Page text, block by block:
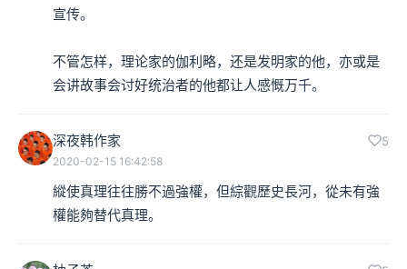
宣传。
不管怎样，理论家的伽利略，还是发明家的他，亦或是
会讲故事会讨好统治者的他都让人感慨万千。
深夜韩作家 5
2020-02-15 16:42:58
縱使真理往往勝不過強權，但綜觀歷史長河，從未有強
權能夠替代真理。